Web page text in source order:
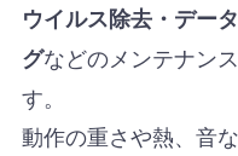
ウイルス除去・デー
グなどのメンテナン
す。
動作の重さや熱、音